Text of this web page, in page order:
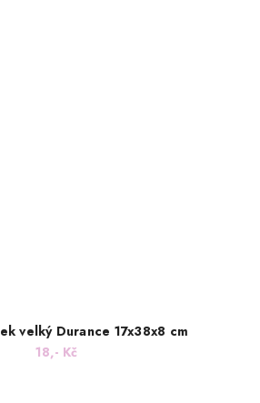
velký Durance 17x38x8 cm
18,- Kč